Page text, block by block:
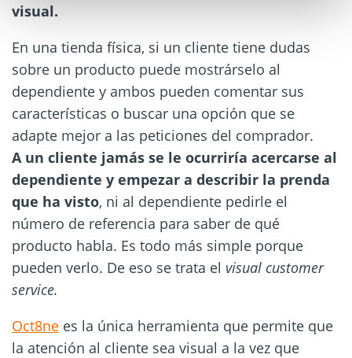
visual.
En una tienda física, si un cliente tiene dudas
sobre un producto puede mostrárselo al
dependiente y ambos pueden comentar sus
características o buscar una opción que se
adapte mejor a las peticiones del comprador.
A un cliente jamás se le ocurriría acercarse al
dependiente y empezar a describir la prenda
que ha visto, ni al dependiente pedirle el
número de referencia para saber de qué
producto habla. Es todo más simple porque
pueden verlo. De eso se trata el visual customer
service.
Oct8ne es la única herramienta que permite que
la atención al cliente sea visual a la vez que